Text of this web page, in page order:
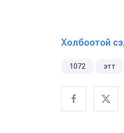
Холбоотой
1072 этт